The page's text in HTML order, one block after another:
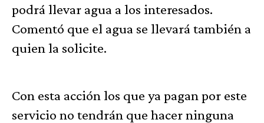
podrá llevar agua a los interesados.
Comentó que el agua se llevará también a
quien la solicite.
Con esta acción los que ya pagan por este
servicio no tendrán que hacer ninguna